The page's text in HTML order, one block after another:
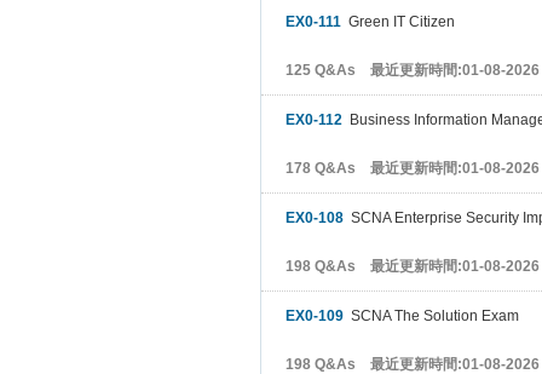
EX0-111 Green IT Citizen
125 Q&As 最近更新時間:01-08-2026
EX0-112 Business Information
178 Q&As 最近更新時間:01-08-2026
EX0-108 SCNA Enterprise Security
198 Q&As 最近更新時間:01-08-2026
EX0-109 SCNA The Solution Exam
198 Q&As 最近更新時間:01-08-2026